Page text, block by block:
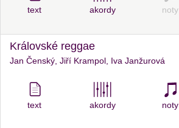
text akordy noty
Královské reggae
Jan Čenský, Jiří Krampol, Iva Janžurová
text akordy noty